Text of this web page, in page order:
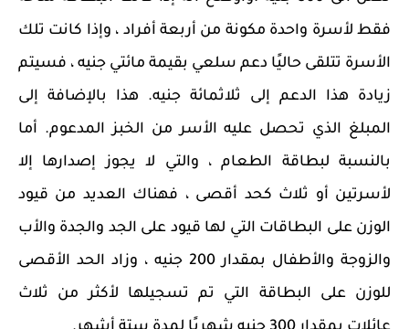
فقط لأسرة واحدة مكونة من أربعة أفراد ، وإذا كانت تلك
الأسرة تتلقى حاليًا دعم سلعي بقيمة مائتي جنيه ، فسيتم
زيادة هذا الدعم إلى ثلاثمائة جنيه. هذا بالإضافة إلى
المبلغ الذي تحصل عليه الأسر من الخبز المدعوم. أما
بالنسبة لبطاقة الطعام ، والتي لا يجوز إصدارها إلا
لأسرتين أو ثلاث كحد أقصى ، فهناك العديد من قيود
الوزن على البطاقات التي لها قيود على الجد والجدة والأب
والزوجة والأطفال بمقدار 200 جنيه ، وزاد الحد الأقصى
للوزن على البطاقة التي تم تسجيلها لأكثر من ثلاث